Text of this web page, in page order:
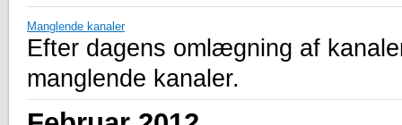
Manglende kanaler
Efter dagens omlægning af
manglende kanaler.